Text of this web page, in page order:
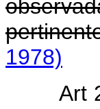
1978)
Art